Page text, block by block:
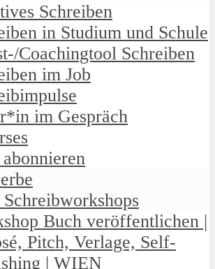
Schreiben
in Studium und Schule
Coachingtool Schreiben
im Job
im Gespräch
Buch veröffentlichen |
Pitch, Verlage, Self-
| WIEN